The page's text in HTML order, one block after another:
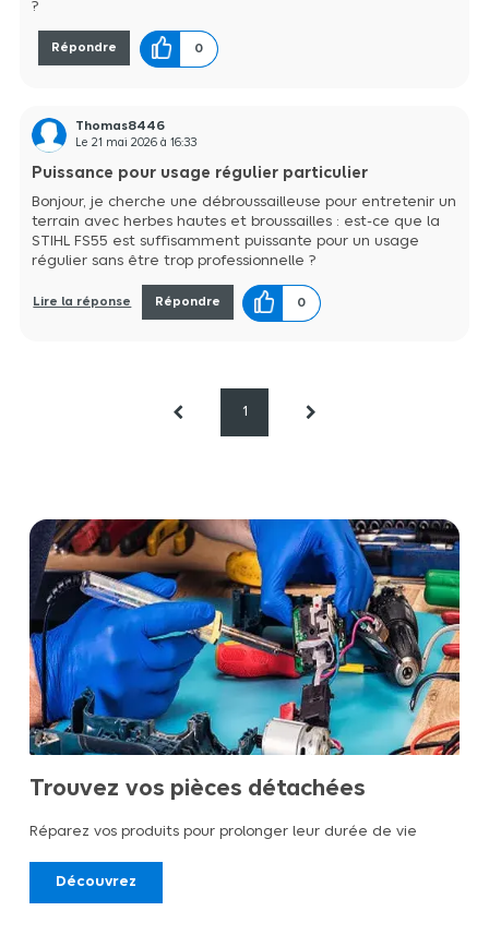
fauchage de petites surfaces ainsi que l'éclaircissage des
broussailles et mauvaises herbes.
?
Répondre 0
Thomas8446
Le21 mai 2026 à16:33
Puissance pour usage régulier particulier
Bonjour, je cherche une débroussailleuse pour entretenir un
terrain avec herbes hautes et broussailles : est-ce que la
STIHL FS55 est suffisamment puissante pour un usage
régulier sans être trop professionnelle ?
Lire la réponse Répondre 0
1
Trouvez vos pièces détachées
Réparez vos produits pour prolonger leur durée de vie
Découvrez